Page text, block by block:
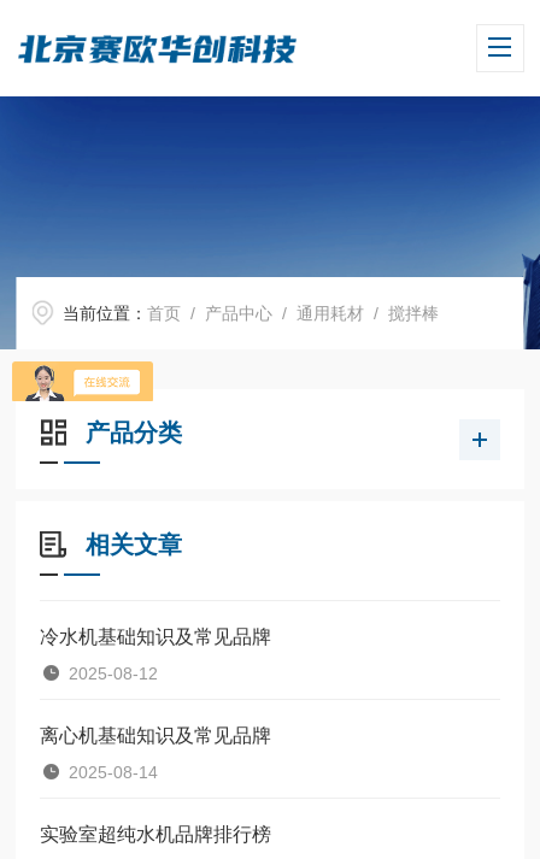
当前位置：首页 / 产品中心 /通用耗材 /搅拌棒
产品分类
相关文章
冷水机基础知识及常见品牌
2025-08-12
离心机基础知识及常见品牌
2025-08-14
实验室超纯水机品牌排行榜